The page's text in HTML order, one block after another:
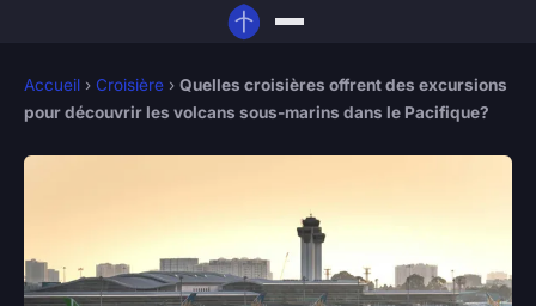
Accueil › Croisière › Quelles croisières offrent des excursions
pour découvrir les volcans sous-marins dans le Pacifique?